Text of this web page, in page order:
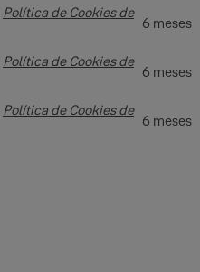
Política de Cookies de
6 meses
Política de Cookies de
6 meses
Política de Cookies de
6 meses